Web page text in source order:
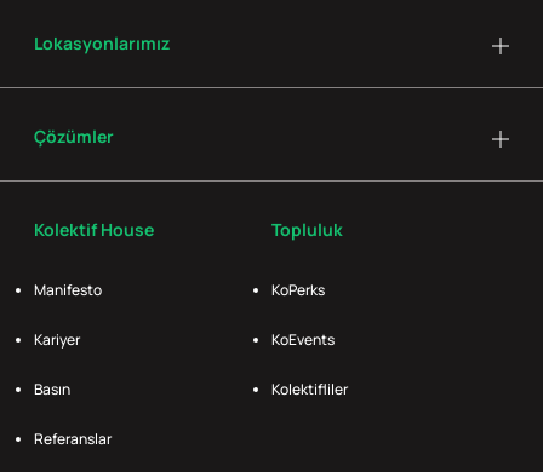
Kolektif House
Manifesto
Kariyer
Basın
Referanslar
Topluluk
KoPerks
KoEvents
Kolektifliler
Lokasyonlarımız
Çözümler